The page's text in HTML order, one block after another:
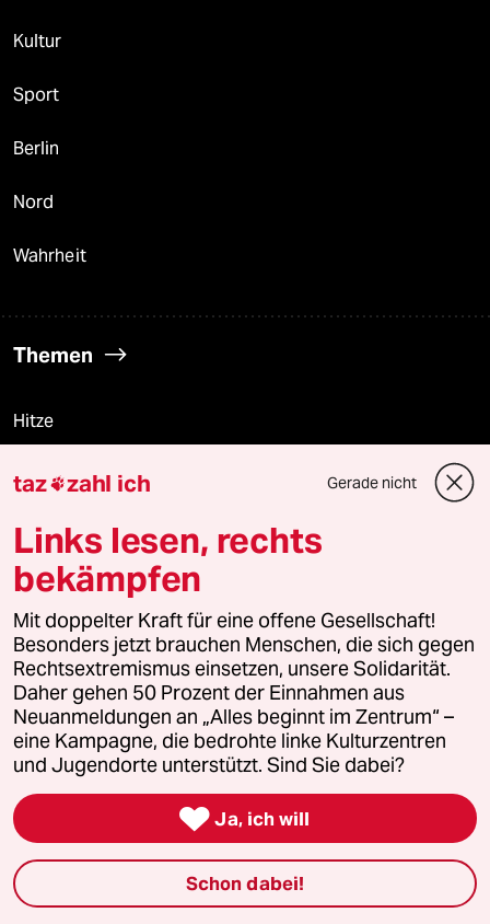
Kultur
Sport
Berlin
Nord
Wahrheit
Themen
Hitze
Niedrigwasser
Rente
Landtagswahl in Sachsen-Anhalt
Hybrider Krieg
Jemen
Ceuta
Hitze
Verlag
taz zahl ich Gerade nicht
Links lesen, rechts
bekämpfen
Mit doppelter Kraft für eine offene Gesellschaft!
Besonders jetzt brauchen Menschen, die sich gegen
Rechtsextremismus einsetzen, unsere Solidarität.
Daher gehen 50 Prozent der Einnahmen aus
Neuanmeldungen an „Alles beginnt im Zentrum“ –
eine Kampagne, die bedrohte linke Kulturzentren
und Jugendorte unterstützt. Sind Sie dabei?
 Ja, ich will
Schon dabei!